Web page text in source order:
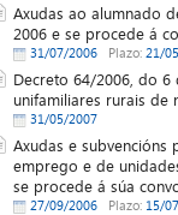
Axudas ao alumnado
2006 e se procede á
31/07/2006 Plazo: 21/
Decreto 64/2006, do
unifamiliares rurais de
31/05/2007
Axudas e
emprego e de
se procede á súa
27/09/2006 Plazo: 15/